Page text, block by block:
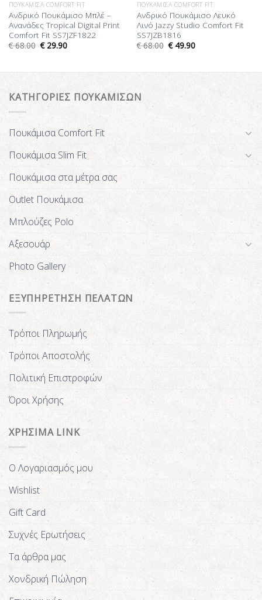
ΠΟΥΚΆΜΙΣΑ COMFORT FIT
Ανδρικό Πουκάμισο Μπλέ –
Ανανάδες Tropical Digital Print
Comfort Fit SS7JZF1822
€68.00 €29.90
ΠΟΥΚΆΜΙΣΑ COMFORT FIT
Ανδρικό Πουκάμισο Λευκό
Λινό Jazzy Studio Comfort Fit
SS7JZB1816
€68.00 €49.90
ΚΑΤΗΓΟΡΙΕΣ ΠΟΥΚΑΜΙΣΩΝ
Πουκάμισα Comfort Fit
Πουκάμισα Slim Fit
Πουκάμισα στα μέτρα σας
Outlet Πουκάμισα
Μπλούζες Polo
Αξεσουάρ
Photo Gallery
ΕΞΥΠΗΡΕΤΗΣΗ ΠΕΛΑΤΩΝ
Τρόποι Πληρωμής
Τρόποι Αποστολής
Πολιτική Επιστροφών
Όροι Χρήσης
ΧΡΗΣΙΜΑ LINK
Ο Λογαριασμός μου
Wishlist
Gift Card
Συχνές Ερωτήσεις
Τα άρθρα μας
Χονδρική Πώληση